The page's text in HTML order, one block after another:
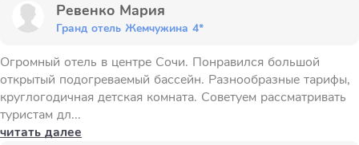
Ревенко Мария
Гранд отель Жемчужина 4*
Огромный отель в центре Сочи. Понравился большой
открытый подогреваемый бассейн. Разнообразные тарифы,
круглогодичная детская комната. Советуем рассматривать
туристам дл...
читать далее